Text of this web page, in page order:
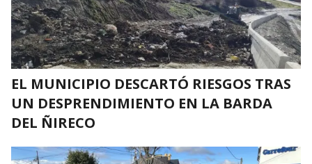
EL MUNICIPIO DESCARTÓ RIESGOS TRAS
UN DESPRENDIMIENTO EN LA BARDA
DEL ÑIRECO